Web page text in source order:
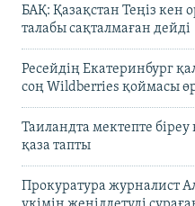
БАҚ: Қазақстан Теңіз кен
талабы сақталмаған дейді
Ресейдің Екатеринбург
соң Wildberries қоймасы
Таиландта мектепте
қаза тапты
Прокуратура журналист